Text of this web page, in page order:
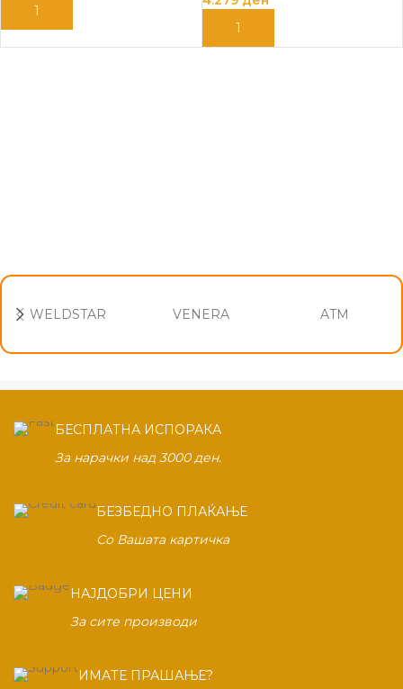
ДОДАЈ ВО КОШНИЦА
ДОДАЈ ВО КОШНИЦА
WELDSTAR VENERA ATM
БЕСПЛАТНА ИСПОРАКА
За нарачки над 3000 ден.
БЕЗБЕДНО ПЛАЌАЊЕ
Со Вашата картичка
НАЈДОБРИ ЦЕНИ
За сите производи
ИМАТЕ ПРАШАЊЕ?